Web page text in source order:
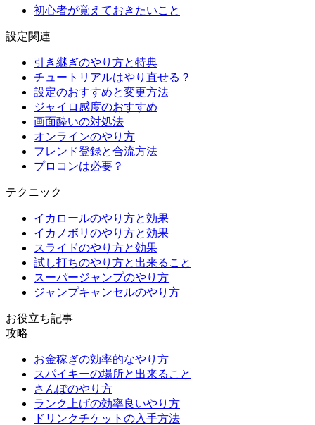
初心者が覚えておきたいこと
設定関連
引き継ぎのやり方と特典
チュートリアルはやり直せる？
設定のおすすめと変更方法
ジャイロ感度のおすすめ
画面酔いの対処法
オンラインのやり方
フレンド登録と合流方法
プロコンは必要？
テクニック
イカロールのやり方と効果
イカノボリのやり方と効果
スライドのやり方と効果
試し打ちのやり方と出来ること
スーパージャンプのやり方
ジャンプキャンセルのやり方
お役立ち記事
攻略
お金稼ぎの効率的なやり方
スパイキーの場所と出来ること
さんぽのやり方
ランク上げの効率良いやり方
ドリンクチケットの入手方法